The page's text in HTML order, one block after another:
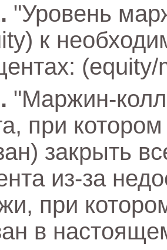
"Уровень
к
"Маржин-
при
закрыть
из-за
при
в